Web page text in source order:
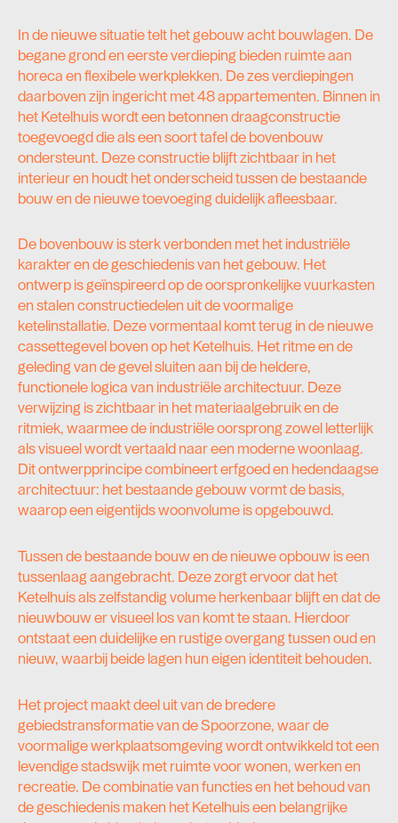
In de nieuwe situatie telt het gebouw acht bouwlagen. De
begane grond en eerste verdieping bieden ruimte aan
horeca en flexibele werkplekken. De zes verdiepingen
daarboven zijn ingericht met 48 appartementen. Binnen in
het Ketelhuis wordt een betonnen draagconstructie
toegevoegd die als een soort tafel de bovenbouw
ondersteunt. Deze constructie blijft zichtbaar in het
interieur en houdt het onderscheid tussen de bestaande
bouw en de nieuwe toevoeging duidelijk afleesbaar.
De bovenbouw is sterk verbonden met het industriële
karakter en de geschiedenis van het gebouw. Het
ontwerp is geïnspireerd op de oorspronkelijke vuurkasten
en stalen constructiedelen uit de voormalige
ketelinstallatie. Deze vormentaal komt terug in de nieuwe
cassettegevel boven op het Ketelhuis. Het ritme en de
geleding van de gevel sluiten aan bij de heldere,
functionele logica van industriële architectuur. Deze
verwijzing is zichtbaar in het materiaalgebruik en de
ritmiek, waarmee de industriële oorsprong zowel letterlijk
als visueel wordt vertaald naar een moderne woonlaag.
Dit ontwerpprincipe combineert erfgoed en hedendaagse
architectuur: het bestaande gebouw vormt de basis,
waarop een eigentijds woonvolume is opgebouwd.
Tussen de bestaande bouw en de nieuwe opbouw is een
tussenlaag aangebracht. Deze zorgt ervoor dat het
Ketelhuis als zelfstandig volume herkenbaar blijft en dat de
nieuwbouw er visueel los van komt te staan. Hierdoor
ontstaat een duidelijke en rustige overgang tussen oud en
nieuw, waarbij beide lagen hun eigen identiteit behouden.
Het project maakt deel uit van de bredere
gebiedstransformatie van de Spoorzone, waar de
voormalige werkplaatsomgeving wordt ontwikkeld tot een
levendige stadswijk met ruimte voor wonen, werken en
recreatie. De combinatie van functies en het behoud van
de geschiedenis maken het Ketelhuis een belangrijke